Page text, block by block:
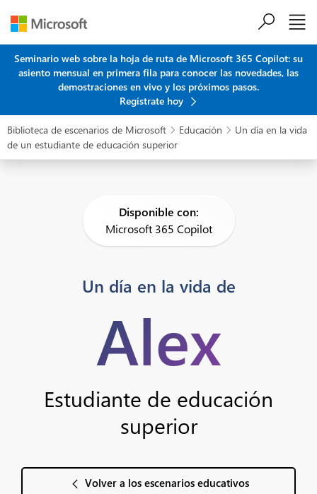
Seminario web sobre la hoja de ruta de Microsoft 365 Copilot: su
asiento mensual en primera fila para conocer las novedades, las
demostraciones en vivo y los próximos pasos.
Regístrate hoy
Biblioteca de escenarios de Microsoft  Educación 
Un día en la vida
de un estudiante de educación superior
Disponible con:
Microsoft 365 Copilot
Un día en la vida de
Alex
Estudiante de educación
superior
Volver a los escenarios educativos